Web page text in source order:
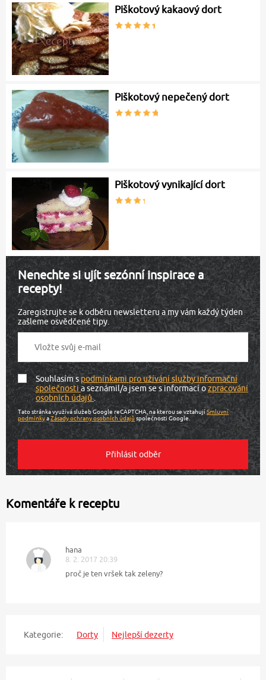
Piškotový kakaový dort
Piškotový nepečený dort
Piškotový vynikající dort
Nenechte si ujít sezónní inspirace a
recepty!
Zaregistrujte se k odběru newsletteru a my vám každý týden
zašleme osvědčené tipy.
Souhlasím spodmínkami pro užívání služby informační
společnostia seznámil/a jsem se s informací ozpracování
osobních údajů.
Tato stránka využívá služeb Google reCAPTCHA, na kterou se vztahujíSmluvní
podmínkyaZásady ochrany osobních údajů společnosti Google.
Komentáře k receptu
hana
8. 2. 2017 20:39
proč je ten vršek tak zeleny?
Kategorie: Dorty Nejlepší dezerty